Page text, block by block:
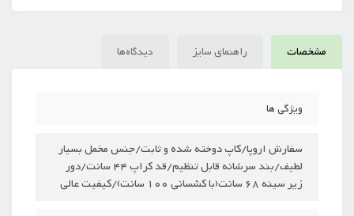
مشخصات راهنمای سایز دیدگاه‌ها
ویژگی ها
سفارش اروپا/کاپ دوخته شده و ثابت/جنس مخمل بسیار
لطیف/بند سرشانه قابل تنظیم/قد کراپ 44 سانت/دور
زیر سینه 68 سانت(با کشسانی 100 سانت)/کیفیت عالی